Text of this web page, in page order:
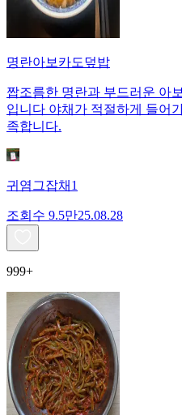
명란아보카도덮밥
짭조름한 명란과 부드러운 아
입니다 야채가 적절하게 들어
족합니다.
귀염그잡채1
조회수 9.5만25.08.28
999+